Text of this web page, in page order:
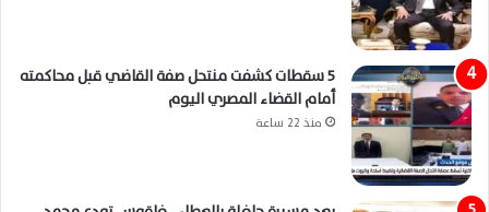
5 سقطات كشفت منتحل صفة القاضي قبل محاكمته
أمام القضاء المصري اليوم
منذ 22 ساعة